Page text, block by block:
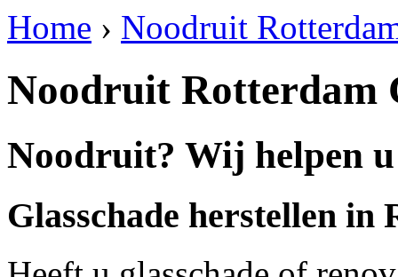
Home › Noodruit
Noodruit Rotterdam
Noodruit? Wij helpen
Glasschade herstellen